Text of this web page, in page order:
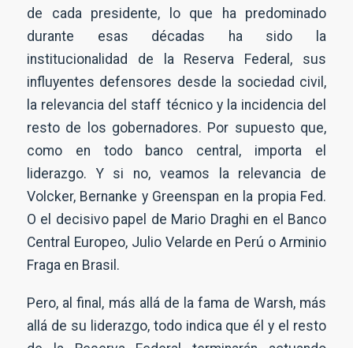
de cada presidente, lo que ha predominado
durante esas décadas ha sido la
institucionalidad de la Reserva Federal, sus
influyentes defensores desde la sociedad civil,
la relevancia del staff técnico y la incidencia del
resto de los gobernadores. Por supuesto que,
como en todo banco central, importa el
liderazgo. Y si no, veamos la relevancia de
Volcker, Bernanke y Greenspan en la propia Fed.
O el decisivo papel de Mario Draghi en el Banco
Central Europeo, Julio Velarde en Perú o Arminio
Fraga en Brasil.
Pero, al final, más allá de la fama de Warsh, más
allá de su liderazgo, todo indica que él y el resto